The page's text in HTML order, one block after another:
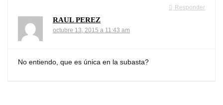
Responder
RAUL PEREZ
octubre 13, 2015 a 11:43 am
No entiendo, que es única en la subasta?